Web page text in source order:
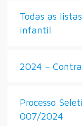
Todas as
infantil
2024 –
Processo
007/2024